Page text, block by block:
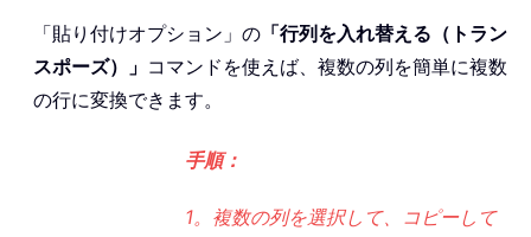
「貼り付けオプション」の 「行列を入れ替える（トラン
スポーズ）」 コマンドを使えば、複数の列を簡単に複数
の行に変換できます。
手順：
1。複数の列を選択して、コピーして